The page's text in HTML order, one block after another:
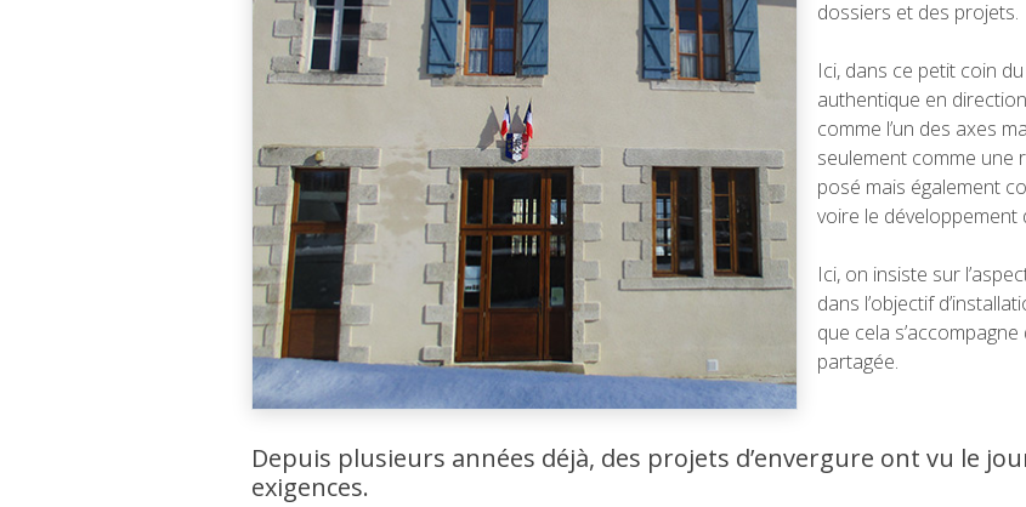
dossiers et des projets.
Ici, dans ce petit coin
authentique en
comme l’un des axes
seulement comme une
posé mais également
voire le développement
Ici, on insiste sur
dans l’objectif
que cela
partagée.
Depuis plusieurs années déjà, des projets d’envergure ont vu le
exigences.